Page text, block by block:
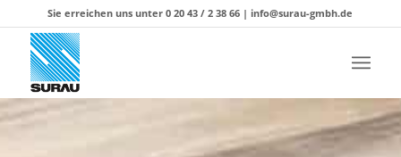
Sie erreichen uns unter 0 20 43 / 2 38 66 | info@surau-gmbh.de